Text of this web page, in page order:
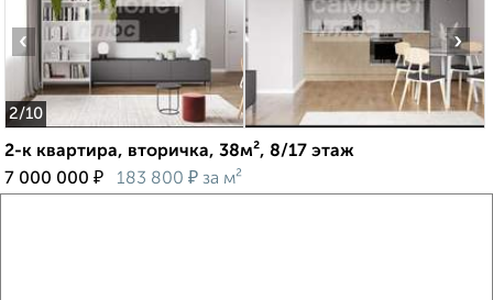
2/10
‹ ›
2-к квартира, вторичка, 38м², 8/17 этаж
7 000 000 ₽ 183 800 ₽ за м²